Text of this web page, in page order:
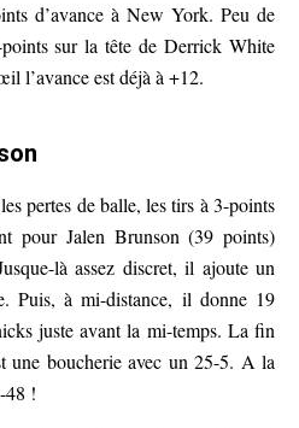
d’avance à New York. Peu de
sur la tête de Derrick White
l’avance est déjà à +12.
pertes de balle, les tirs à 3-points
pour Jalen Brunson (39 points)
là assez discret, il ajoute un
Puis, à mi-distance, il donne 19
juste avant la mi-temps. La fin
une boucherie avec un 25-5. A la
48 !